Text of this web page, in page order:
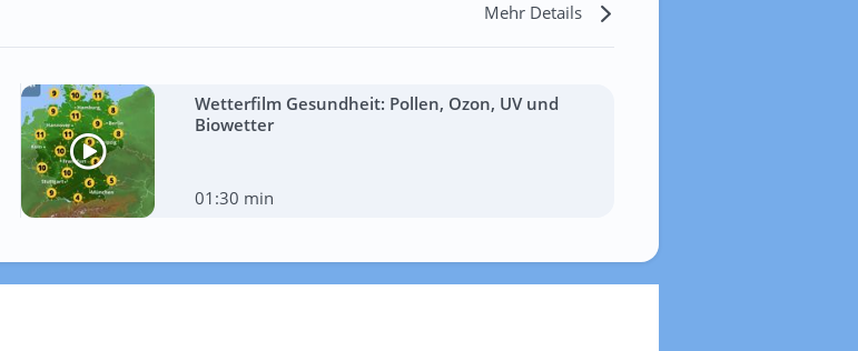
Mehr Details
Wetterfilm Gesundheit: Pollen, Ozon, UV und
Biowetter
01:30 min